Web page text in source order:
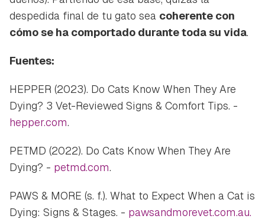
despedida final de tu gato sea coherente con
cómo se ha comportado durante toda su vida.
Fuentes:
HEPPER (2023). Do Cats Know When They Are
Dying? 3 Vet-Reviewed Signs & Comfort Tips. -
hepper.com.
PETMD (2022). Do Cats Know When They Are
Dying? - petmd.com.
PAWS & MORE (s. f.). What to Expect When a Cat is
Dying: Signs & Stages. - pawsandmorevet.com.au.